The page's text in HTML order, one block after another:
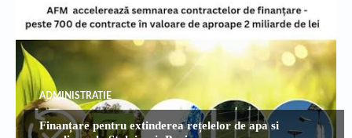
ADMINISTRATIE
Finanțare pentru extinderea rețelelor de apa si